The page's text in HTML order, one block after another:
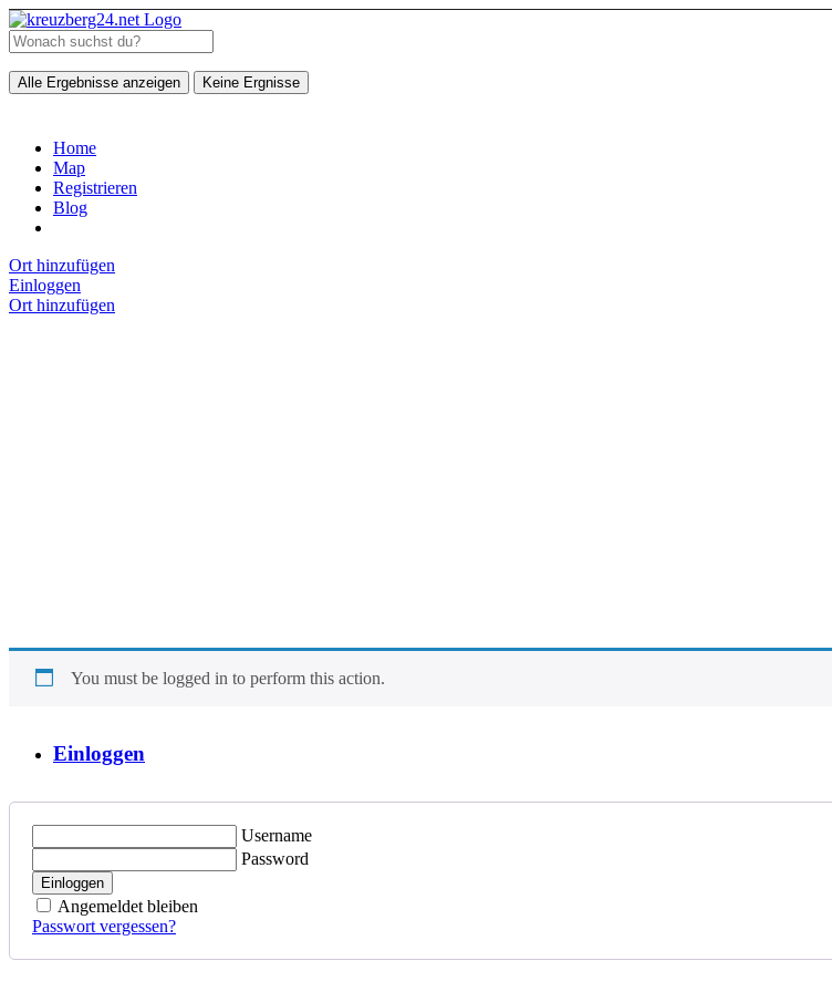
Alle Ergebnisse anzeigen Keine Ergnisse
Home
Map
Registrieren
Blog
Ort hinzufügen
Einloggen
Ort hinzufügen
You must be logged in to perform this action.
Einloggen
Username
Password
Einloggen
Angemeldet bleiben
Passwort vergessen?